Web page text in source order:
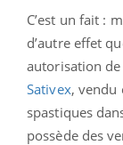
C’est un fait :
d’autre effet
autorisation
Sativex, vendu
spastiques
possède des